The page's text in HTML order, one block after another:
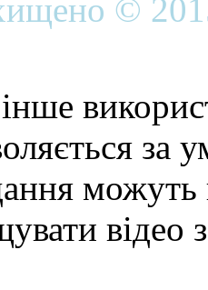
©
можуть
відео